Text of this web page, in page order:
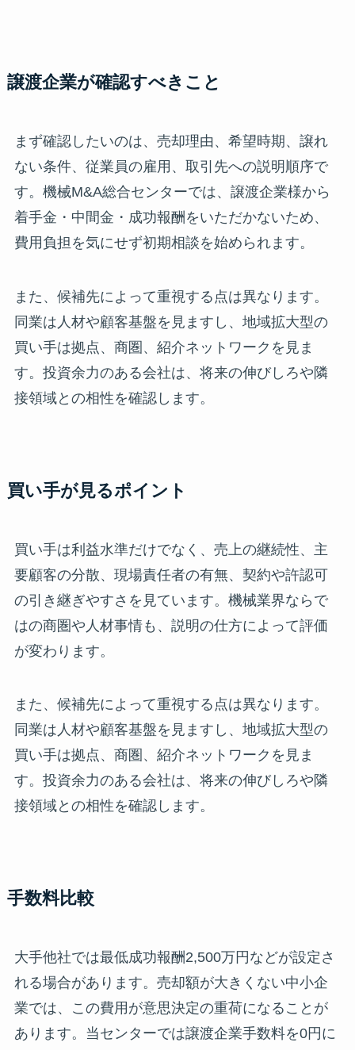
譲渡企業が確認すべきこと
まず確認したいのは、売却理由、希望時期、譲れ
ない条件、従業員の雇用、取引先への説明順序で
す。機械M&A総合センターでは、譲渡企業様から
着手金・中間金・成功報酬をいただかないため、
費用負担を気にせず初期相談を始められます。
また、候補先によって重視する点は異なります。
同業は人材や顧客基盤を見ますし、地域拡大型の
買い手は拠点、商圏、紹介ネットワークを見ま
す。投資余力のある会社は、将来の伸びしろや隣
接領域との相性を確認します。
買い手が見るポイント
買い手は利益水準だけでなく、売上の継続性、主
要顧客の分散、現場責任者の有無、契約や許認可
の引き継ぎやすさを見ています。機械業界ならで
はの商圏や人材事情も、説明の仕方によって評価
が変わります。
また、候補先によって重視する点は異なります。
同業は人材や顧客基盤を見ますし、地域拡大型の
買い手は拠点、商圏、紹介ネットワークを見ま
す。投資余力のある会社は、将来の伸びしろや隣
接領域との相性を確認します。
手数料比較
大手他社では最低成功報酬2,500万円などが設定さ
れる場合があります。売却額が大きくない中小企
業では、この費用が意思決定の重荷になることが
あります。当センターでは譲渡企業手数料を0円に